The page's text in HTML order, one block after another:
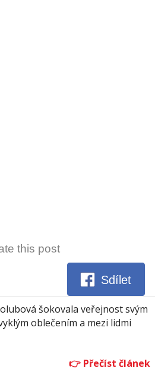
this post
Sdílet
šokovala veřejnost svým
oblečením a mezi lidmi